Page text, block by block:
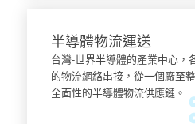
半導體物流運送
台灣-世界半導體的產業中心，
的物流網絡串接，從一個廠至
全面性的半導體物流供應鏈。